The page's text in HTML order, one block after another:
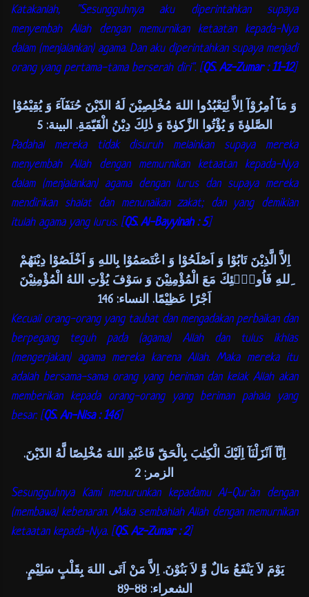
Katakanlah, "Sesungguhnya aku diperintahkan supaya
menyembah Allah dengan memurnikan ketaatan kepada-Nya
dalam (menjalankan) agama. Dan aku diperintahkan supaya menjadi
orang yang pertama-tama berserah diri". [QS. Az-Zumar : 11-12]
وَ مَآ اُمِرُوْآ اِلاَّ لِيَعْبُدُوا اللهَ مُخْلِصِيْنَ لَهُ الدّيْنَ حُنَفَآءَ وَ يُقِيْمُوْا
الصَّلوٰةَ وَ يُؤْتُوا الزَّكوٰةَ وَ ذٰلِكَ دِيْنُ الْقَيّمَةِ. البينة: 5
Padahal mereka tidak disuruh melainkan supaya mereka
menyembah Allah dengan memurnikan ketaatan kepada-Nya
dalam (menjalankan) agama dengan lurus dan supaya mereka
mendirikan shalat dan menunaikan zakat; dan yang demikian
itulah agama yang lurus. [QS. Al-Bayyinah : 5]
اِلاَّ الَّذِيْنَ تَابُوْا وَ اَصْلَحُوْا وَ اعْتَصَمُوْا بِاللهِ وَ اَخْلَصُوْا دِيْنَهُمْ
ِللهِ فَاُولٰۤئِكَ مَعَ الْمُؤْمِنِيْنَ وَ سَوْفَ يُؤْتِ اللهُ الْمُؤْمِنِيْنَ
اَجْرًا عَظِيْمًا. النساء: 146
Kecuali orang-orang yang taubat dan mengadakan perbaikan dan
berpegang teguh pada (agama) Allah dan tulus ikhlas
(mengerjakan) agama mereka karena Allah. Maka mereka itu
adalah bersama-sama orang yang beriman dan kelak Allah akan
memberikan kepada orang-orang yang beriman pahala yang
besar. [QS. An-Nisa : 146]
اِنَّآ اَنْزَلْنَآ اِلَيْكَ الْكِتٰبَ بِالْحَقّ فَاعْبُدِ اللهَ مُخْلِصًا لَّهُ الدّيْنَ.
الزمر: 2
Sesungguhnya Kami menurunkan kepadamu Al-Qur'an dengan
(membawa) kebenaran. Maka sembahlah Allah dengan memurnikan
ketaatan kepada-Nya. [QS. Az-Zumar : 2]
يَوْمَ لاَ يَنْفَعُ مَالٌ وَّ لاَ بَنُوْنَ. اِلاَّ مَنْ اَتَى اللهَ بِقَلْبٍ سَلِيْمٍ.
الشعراء: 88-89